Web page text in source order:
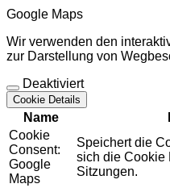
Google Maps
Wir verwenden den
zur Darstellung von
Deaktiviert
Cookie Details
Name
Cookie
Consent:
Google
Maps
Speichert die
sich die Cookie
Sitzungen.